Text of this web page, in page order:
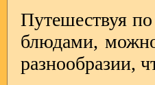
Путешествуя
блюдами,
разнообразии,